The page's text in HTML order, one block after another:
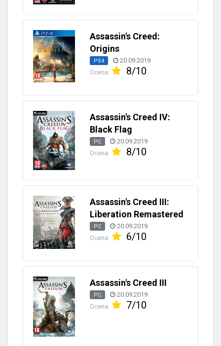
Assassin's Creed:
Origins
PS4 20.09.2019
Ocena: 8/10
Assassin's Creed IV:
Black Flag
PC 20.09.2019
Ocena: 8/10
Assassin's Creed III:
Liberation Remastered
PC 20.09.2019
Ocena: 6/10
Assassin's Creed III
PC 20.09.2019
Ocena: 7/10